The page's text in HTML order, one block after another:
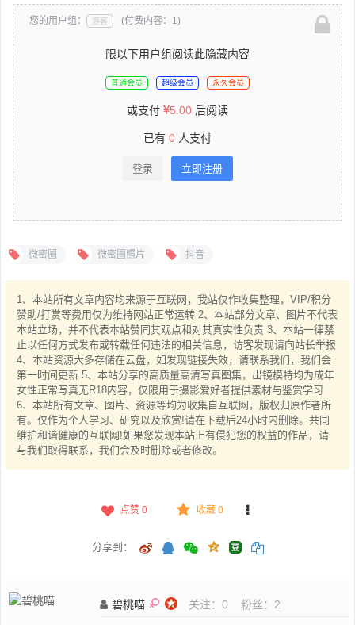
您的用户组： 游客 (付费内容：1)
限以下用户组阅读此隐藏内容
普通会员 超级会员 永久会员
或支付 5.00 后阅读
已有 0 人支付
登录 立即注册
微密圈 微密圈照片 抖音
1、本站所有文章内容均来源于互联网，我站仅作收集整理，VIP/积分
赞助/打赏等费用仅为维持网站正常运转 2、本站部分文章、图片不代表
本站立场，并不代表本站赞同其观点和对其真实性负责 3、本站一律禁
止以任何方式发布或转载任何违法的相关信息，访客发现请向站长举报
4、本站资源大多存储在云盘，如发现链接失效，请联系我们，我们会
第一时间更新 5、本站分享的高质量高清写真图集，出镜模特均为成年
女性正常写真无R18内容，仅限用于摄影爱好者提供素材与鉴赏学习
6、本站所有文章、图片、资源等均为收集自互联网，版权归原作者所
有。仅作为个人学习、研究以及欣赏!请在下载后24小时内删除。共同
维护和谐健康的互联网!如果您发现本站上有侵犯您的权益的作品，请
与我们取得联系，我们会及时删除或者修改。
点赞 0 收藏 0
分享到：
碧桃喵 关注： 0 粉丝： 2